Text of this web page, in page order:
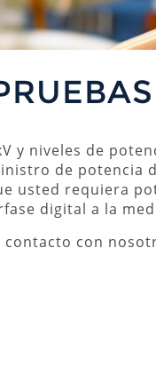
y niveles de
de potencia
usted requiera
digital a la
con